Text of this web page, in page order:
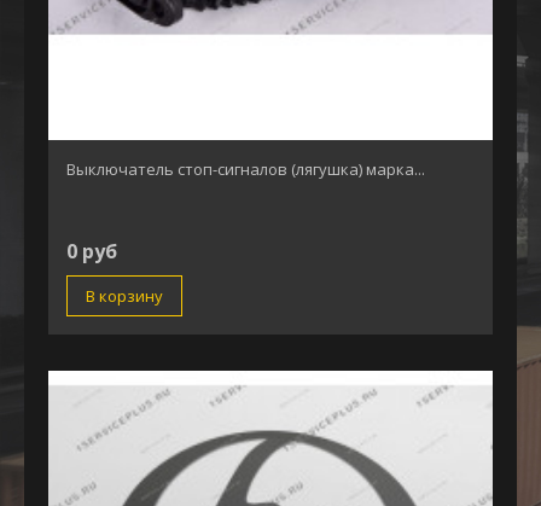
Выключатель стоп-сигналов (лягушка) марка...
0 руб
В корзину